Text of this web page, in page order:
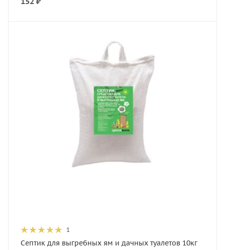
1
Септик для выгребных ям и дачных туалетов 10кг